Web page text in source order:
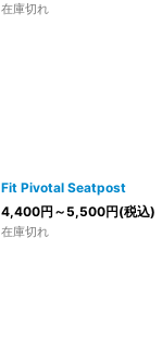
在庫切れ
Fit Pivotal Seatpost
4,400円 ～5,500円(税込)
在庫切れ